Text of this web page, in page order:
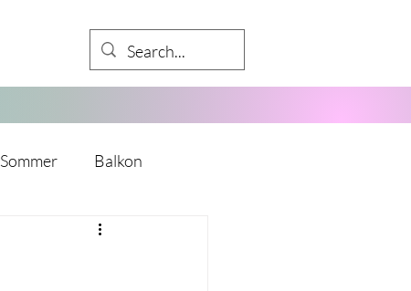
Sommer Balkon
Babyparty